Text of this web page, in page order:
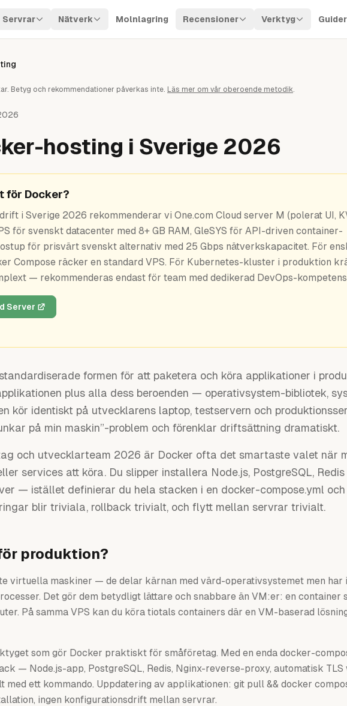
Servrar Nätverk Molnlagring Recensioner Verktyg Guider
Betyg och rekommendationer påverkas inte. Läs mer om vår oberoende metodik.
hosting i Sverige 2026
för Docker?
i Sverige 2026 rekommenderar vi One.com Cloud server M (polerat UI,
för svenskt datacenter med 8+ GB RAM, GleSYS för API-driven container-
för prisvärt svenskt alternativ med 25 Gbps nätverkskapacitet. För
Compose räcker en standard VPS. För Kubernetes-kluster i produktion
— rekommenderas endast för team med dedikerad DevOps-
Server
formen för att paketera och köra applikationer i
plus alla dess beroenden — operativsystem-bibliotek,
kör identiskt på utvecklarens laptop, testservern och
på min maskin”-problem och förenklar driftsättning dramatiskt.
och utvecklarteam 2026 är Docker ofta det smartaste valet när
services att köra. Du slipper installera Node.js, PostgreSQL,
— istället definierar du hela stacken i en docker-compose.yml
blir triviala, rollback trivialt, och flytt mellan servrar trivialt.
produktion?
virtuella maskiner — de delar kärnan med värd-operativsystemet men har
Det gör dem betydligt lättare och snabbare än VM:er: en container
På samma VPS kan du köra tiotals containers där en VM-baserad
som gör Docker praktiskt för småföretag. Med en enda docker-
— Node.js-app, PostgreSQL, Redis, Nginx-reverse-proxy, automatisk TLS
ett kommando. Uppdatering av applikationen: git pull && docker
ingen konfigurationsdrift mellan servrar.